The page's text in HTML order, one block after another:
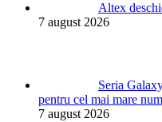
Altex
7 august 2026
Seria
pentru cel mai mare
7 august 2026